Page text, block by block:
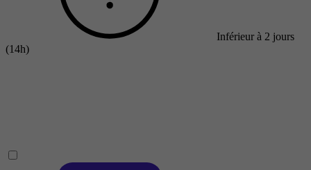
Inférieur à 2 jours
(14h)